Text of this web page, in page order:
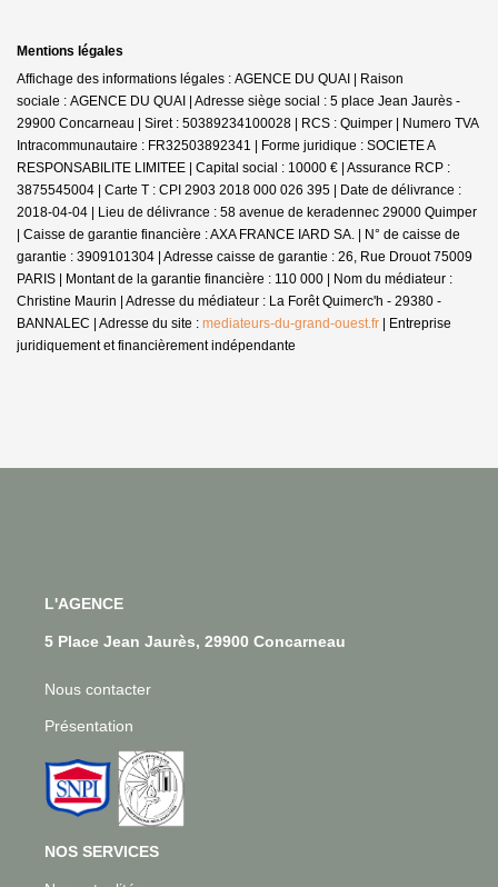
Mentions légales
Affichage des informations légales : AGENCE DU QUAI | Raison
sociale : AGENCE DU QUAI | Adresse siège social : 5 place Jean Jaurès -
29900 Concarneau | Siret : 50389234100028 | RCS : Quimper | Numero TVA
Intracommunautaire : FR32503892341 | Forme juridique : SOCIETE A
RESPONSABILITE LIMITEE | Capital social : 10000 € | Assurance RCP :
3875545004 | Carte T : CPI 2903 2018 000 026 395 | Date de délivrance :
2018-04-04 | Lieu de délivrance : 58 avenue de keradennec 29000 Quimper
| Caisse de garantie financière : AXA FRANCE IARD SA. | N° de caisse de
garantie : 3909101304 | Adresse caisse de garantie : 26, Rue Drouot 75009
PARIS | Montant de la garantie financière : 110 000 | Nom du médiateur :
Christine Maurin | Adresse du médiateur : La Forêt Quimerc'h - 29380 -
BANNALEC | Adresse du site : mediateurs-du-grand-ouest.fr | Entreprise
juridiquement et financièrement indépendante
L'AGENCE
5 Place Jean Jaurès, 29900 Concarneau
Nous contacter
Présentation
NOS SERVICES